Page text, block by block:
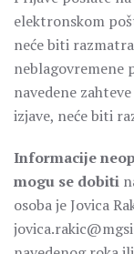
elektronskom
neće biti
neblagovremene
navedene
izjave, neće biti
Informacije
mogu se dobiti
osoba je Jovica